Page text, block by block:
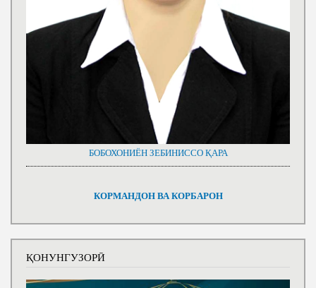
БОБОХОНИЁН ЗЕБИНИССО ҚАРА
КОРМАНДОН ВА КОРБАРОН
ҚОНУНГУЗОРӢ